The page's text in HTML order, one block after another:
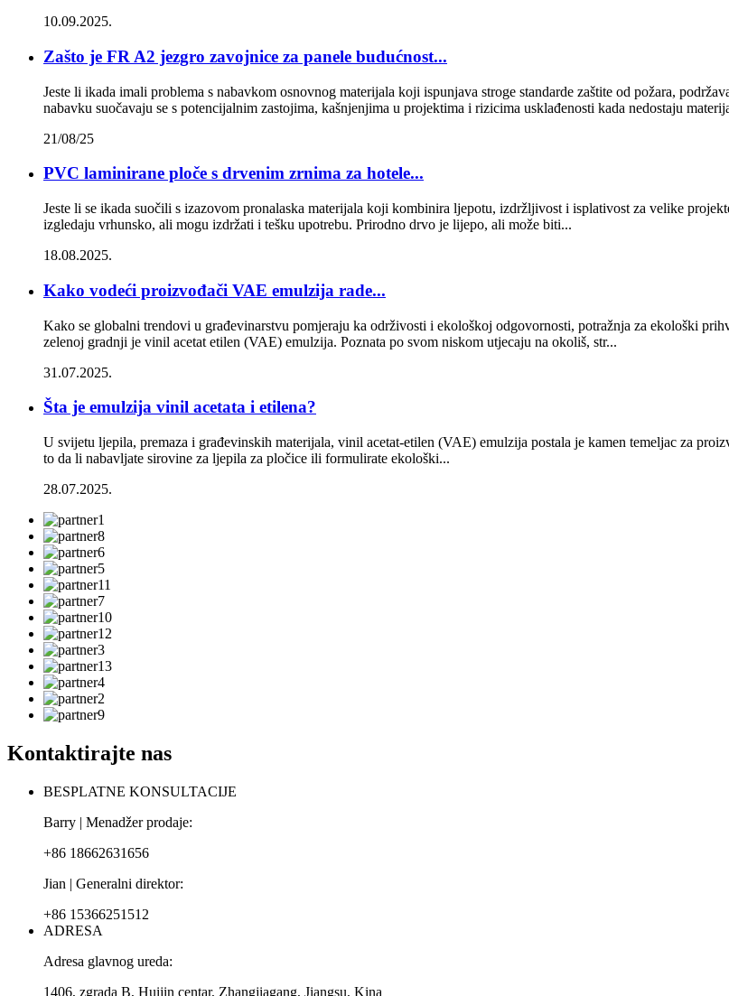
10.09.2025.
Zašto je FR A2 jezgro zavojnice za panele budućnost...
Jeste li ikada imali problema s nabavkom osnovnog materijala koji ispunjava stroge standarde zaštite od požara,
nabavku suočavaju se s potencijalnim zastojima, kašnjenjima u projektima i rizicima usklađenosti kada nedostaju
21/08/25
PVC laminirane ploče s drvenim zrnima za hotele...
Jeste li se ikada suočili s izazovom pronalaska materijala koji kombinira ljepotu, izdržljivost i isplativost za velike
izgledaju vrhunsko, ali mogu izdržati i tešku upotrebu. Prirodno drvo je lijepo, ali može biti...
18.08.2025.
Kako vodeći proizvođači VAE emulzija rade...
Kako se globalni trendovi u građevinarstvu pomjeraju ka održivosti i ekološkoj odgovornosti, potražnja za ekološki
zelenoj gradnji je vinil acetat etilen (VAE) emulzija. Poznata po svom niskom utjecaju na okoliš, str...
31.07.2025.
Šta je emulzija vinil acetata i etilena?
U svijetu ljepila, premaza i građevinskih materijala, vinil acetat-etilen (VAE) emulzija postala je kamen temeljac za
to da li nabavljate sirovine za ljepila za pločice ili formulirate ekološki...
28.07.2025.
Kontaktirajte nas
BESPLATNE KONSULTACIJE
Barry | Menadžer prodaje:
+86 18662631656
Jian | Generalni direktor:
+86 15366251512
ADRESA
Adresa glavnog ureda:
1406, zgrada B, Huijin centar, Zhangjiagang, Jiangsu, Kina